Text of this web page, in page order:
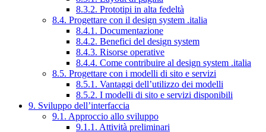
8.3.2. Prototipi in alta fedeltà
8.4. Progettare con il design system .italia
8.4.1. Documentazione
8.4.2. Benefici del design system
8.4.3. Risorse operative
8.4.4. Come contribuire al design system .italia
8.5. Progettare con i modelli di sito e servizi
8.5.1. Vantaggi dell’utilizzo dei modelli
8.5.2. I modelli di sito e servizi disponibili
9. Sviluppo dell’interfaccia
9.1. Approccio allo sviluppo
9.1.1. Attività preliminari